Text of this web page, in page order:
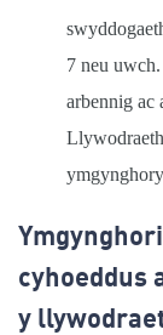
7 neu
arbennig ac
cyhoeddus
y